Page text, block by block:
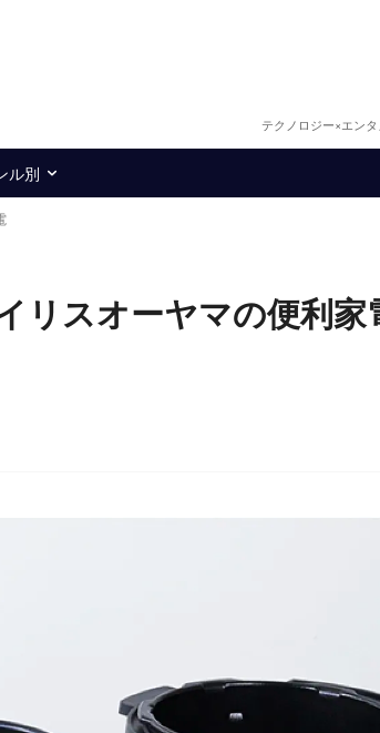
テクノロジー×エン
ル別
リスオーヤマの便利家